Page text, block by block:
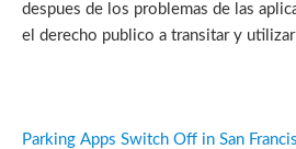
despues de los problemas de las
el derecho publico a transitar y
Parking Apps Switch Off in San